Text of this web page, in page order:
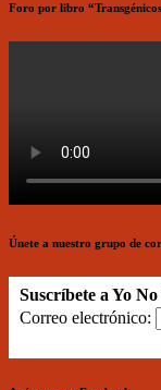
Foro por libro
Únete a nuestro grupo de
Suscríbete a Yo
Correo electrónico: